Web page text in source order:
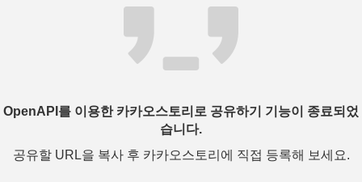
OpenAPI를 이용한 카카오스토리로 공유하기 기능이 종료되었
습니다.
공유할 URL을 복사 후 카카오스토리에 직접 등록해 보세요.